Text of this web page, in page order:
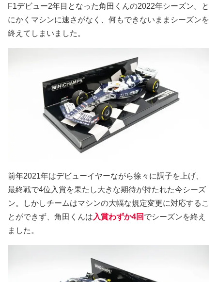
F1デビュー2年目となった角田くんの2022年シーズン。と
にかくマシンに速さがなく、何もできないままシーズンを
終えてしまいました。
前年2021年はデビューイヤーながら徐々に調子を上げ、
最終戦で4位入賞を果たし大きな期待が持たれた今シーズ
ン。しかしチームはマシンの大幅な規定変更に対応するこ
とができず、角田くんは 入賞わずか4回 でシーズンを終え
ました。